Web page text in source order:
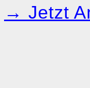
→ Jetzt